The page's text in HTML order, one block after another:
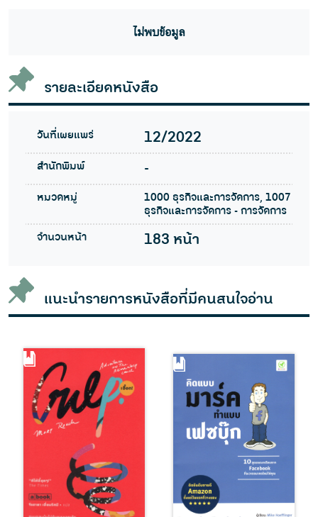
ไม่พบข้อมูล
รายละเอียดหนังสือ
วันที่เผยแพร่ 12/2022
สำนักพิมพ์ -
หมวดหมู่
1000 ธุรกิจและการจัดการ, 1007
ธุรกิจและการจัดการ - การจัดการ
จำนวนหน้า
183 หน้า
แนะนำรายการหนังสือที่มีคนสนใจอ่าน